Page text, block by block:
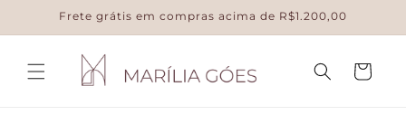
para o
conteúdo
Frete grátis em compras acima de R$1.200,00
Carrinho